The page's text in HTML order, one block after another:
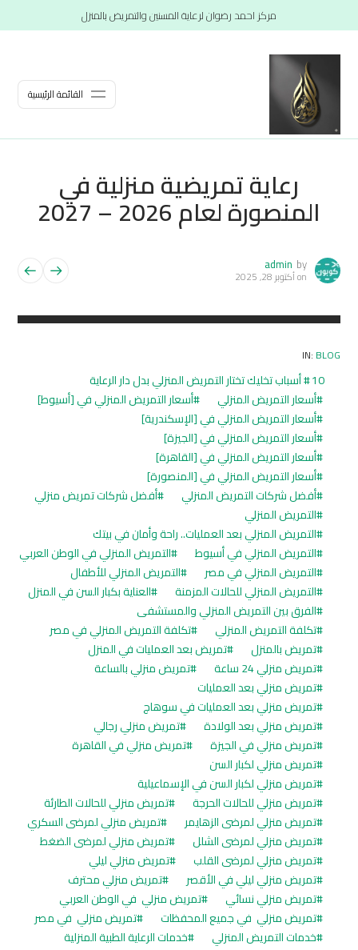
مركز احمد رضوان لرعاية المسنين والتمريض بالمنزل
القائمة الرئيسية
رعاية تمريضية منزلية في
المنصورة لعام 2026 – 2027
by
admin
onأكتوبر 28, 2025
IN: BLOG
10 أسباب تخليك تختار التمريض المنزلي بدل دار الرعاية
أسعار التمريض المنزلي
أسعار التمريض المنزلي في [أسيوط]
أسعار التمريض المنزلي في [الإسكندرية]
أسعار التمريض المنزلي في [الجيزة]
أسعار التمريض المنزلي في [القاهرة]
أسعار التمريض المنزلي في [المنصورة]
أفضل شركات التمريض المنزلي
أفضل شركات تمريض منزلي
التمريض المنزلي
التمريض المنزلي بعد العمليات.. راحة وأمان في بيتك
التمريض المنزلي في أسيوط
التمريض المنزلي في الوطن العربي
التمريض المنزلي في مصر
التمريض المنزلي للأطفال
التمريض المنزلي للحالات المزمنة
العناية بكبار السن في المنزل
الفرق بين التمريض المنزلي والمستشفى
تكلفة التمريض المنزلي
تكلفة التمريض المنزلي في مصر
تمريض بالمنزل
تمريض بعد العمليات في المنزل
تمريض منزلي 24 ساعة
تمريض منزلي بالساعة
تمريض منزلي بعد العمليات
تمريض منزلي بعد العمليات في سوهاج
تمريض منزلي بعد الولادة
تمريض منزلي رجالي
تمريض منزلي في الجيزة
تمريض منزلي في القاهرة
تمريض منزلي لكبار السن
تمريض منزلي لكبار السن في الإسماعيلية
تمريض منزلي للحالات الحرجة
تمريض منزلي للحالات الطارئة
تمريض منزلي لمرضى الزهايمر
تمريض منزلي لمرضى السكري
تمريض منزلي لمرضى الشلل
تمريض منزلي لمرضى الضغط
تمريض منزلي لمرضى القلب
تمريض منزلي ليلي
تمريض منزلي ليلي في الأقصر
تمريض منزلي محترف
تمريض منزلي نسائي
تمريض منزلي في الوطن العربي
تمريض منزلي في جميع المحفظات
تمريض منزلي في مصر
خدمات التمريض المنزلي
خدمات الرعاية الطبية المنزلية